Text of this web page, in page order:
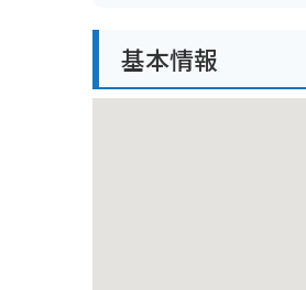
駐車場完備の宿も多いので
基本情報